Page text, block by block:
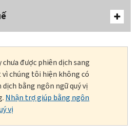
chưa được phiên dịch sang
chúng tôi hiện không có
dịch bằng ngôn ngữ quý vị
Nhận trợ giúp bằng ngôn
vị